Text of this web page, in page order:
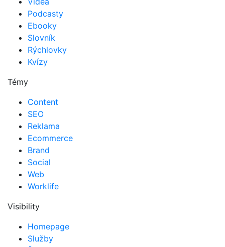
Podcasty
Ebooky
Slovník
Rýchlovky
Kvízy
Témy
Content
SEO
Reklama
Ecommerce
Brand
Social
Web
Worklife
Visibility
Homepage
Služby